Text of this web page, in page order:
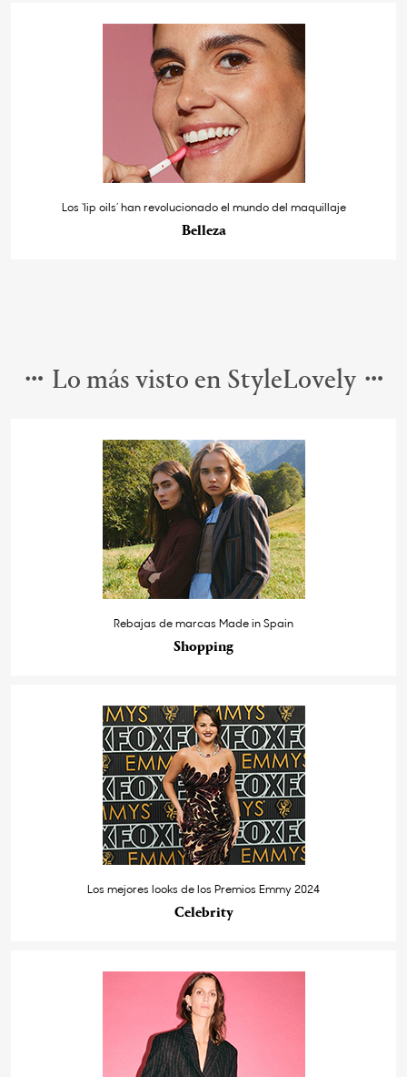
Los ‘lip oils’ han revolucionado el mundo del maquillaje
Belleza
Lo más visto en StyleLovely
Rebajas de marcas Made in Spain
Shopping
Los mejores looks de los Premios Emmy 2024
Celebrity